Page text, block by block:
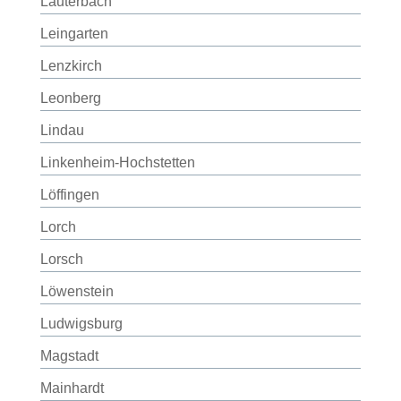
Leingarten
Lenzkirch
Leonberg
Lindau
Linkenheim-Hochstetten
Löffingen
Lorch
Lorsch
Löwenstein
Ludwigsburg
Magstadt
Mainhardt